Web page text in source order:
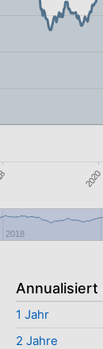
2020
2018
Annualisiert
1 Jahr
2 Jahre